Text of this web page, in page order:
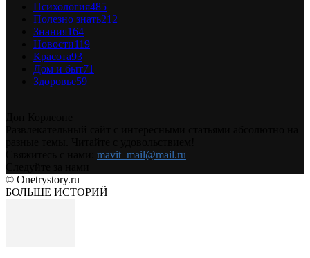
Психология485
Полезно знать212
Знания164
Новости119
Красота93
Дом и быт71
Здоровье59
mavit_mail@mail.ru
© Onetrystory.ru
БОЛЬШЕ ИСТОРИЙ